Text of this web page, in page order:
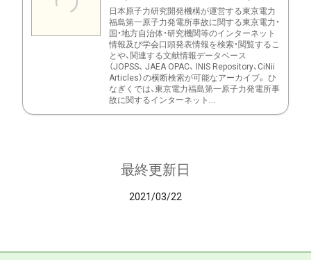
日本原子力研究開発機構が運営する東京電力
福島第一原子力発電所事故に関する東京電力・
国・地方自治体・研究機関等のインターネット
情報及び学会口頭発表情報を検索・閲覧するこ
とや、関連する文献情報データベース
（JOPSS、 JAEA OPAC、 INIS Repository、CiNii
Articles）の横断検索が可能なアーカイブ。 ひ
なぎくでは、東京電力福島第一原子力発電所事
故に関するインターネット...
最終更新日
2021/03/22